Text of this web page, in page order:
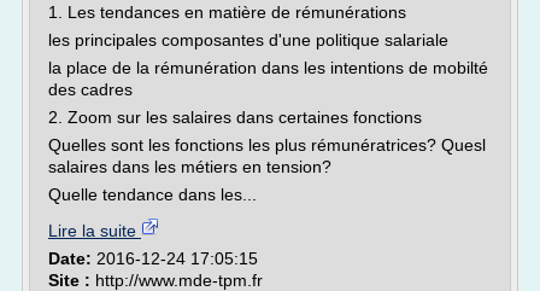
1. Les tendances en matière de rémunérations
les principales composantes d'une politique salariale
la place de la rémunération dans les intentions de mobilté
des cadres
2. Zoom sur les salaires dans certaines fonctions
Quelles sont les fonctions les plus rémunératrices? Quesl
salaires dans les métiers en tension?
Quelle tendance dans les...
Lire la suite
Date: 2016-12-24 17:05:15
Site : http://www.mde-tpm.fr